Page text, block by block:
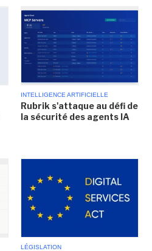
INTELLIGENCE ARTIFICIELLE
Rubrik s'attaque au défi de
la sécurité des agents IA
LÉGISLATION